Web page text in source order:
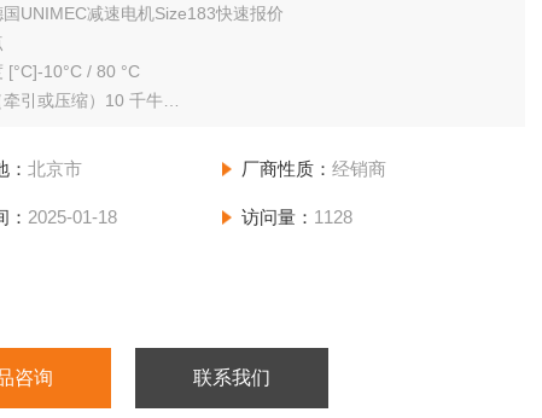
国UNIMEC减速电机Size183快速报价
[°C]-10°C / 80 °C
引或压缩）10 千牛
转/分
量1，6 千克/米
：北京市 厂商性质： 经销商
： 2025-01-18 访问量： 1128
咨询 联系我们